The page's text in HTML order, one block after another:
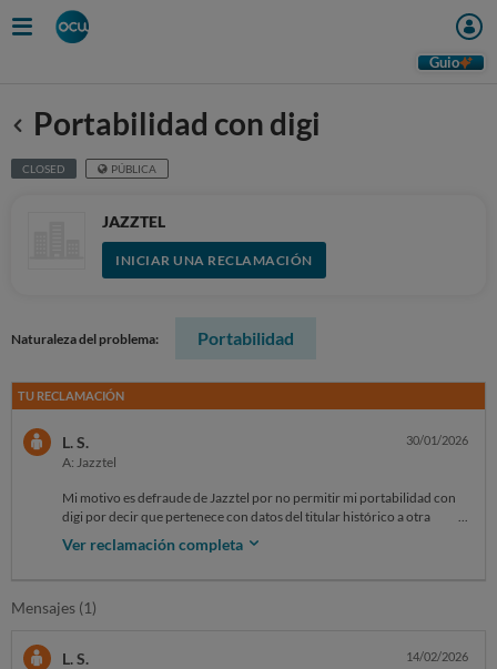
Guio
Anterior
Portabilidad con digi
CLOSED PÚBLICA
JAZZTEL
INICIAR UNA RECLAMACIÓN
Naturaleza del problema: Portabilidad
TU RECLAMACIÓN
L. S.
A: Jazztel
30/01/2026
Mi motivo es defraude de Jazztel por no permitir mi portabilidad con
digi por decir que pertenece con datos del titular histórico a otra
persona cuando es mentira
Ver reclamación completa
Mensajes (1)
L. S. 14/02/2026